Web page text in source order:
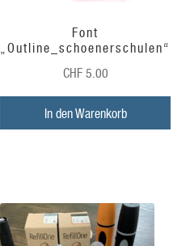
Font
„Outline_schoenerschulen“
CHF 5.00
In den Warenkorb